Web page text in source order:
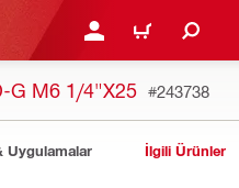
GIRIŞ YAP YA DA KAYIT
SEPET
G M6 1/4"X25 #243738
Uygulamalar İlgili Ürünler